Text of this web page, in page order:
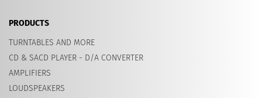
PRODUCTS
TURNTABLES AND MORE
CD & SACD PLAYER - D/A CONVERTER
AMPLIFIERS
LOUDSPEAKERS